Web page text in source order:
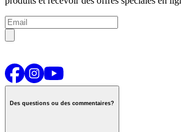
Des questions ou des commentaires?